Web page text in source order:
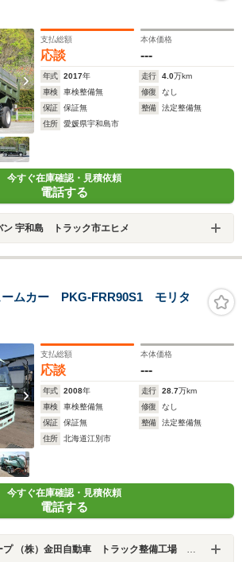
支払総額
応談
本体価格
---
年式 2017年 走行 4.0万km
車検
車検整備無 修復
なし
保証
保証無 整備
法定整備無
住所
愛媛県宇和島市
今すぐ在庫確認・見積依頼
電話する
ン 宇和島 トラック市エヒメ
ムカー PKG-FRR90S1 モリタ
支払総額
応談
本体価格
---
年式 2008年 走行 28.7万km
車検
車検整備無 修復
なし
保証
保証無 整備
法定整備無
住所
北海道江別市
今すぐ在庫確認・見積依頼
電話する
（株）金田自動車 トラック整備工場 札幌店